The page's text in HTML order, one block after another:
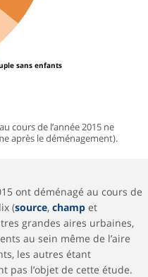
sans enfants
cours de l’année 2015 ne
après le déménagement).
ont déménagé au cours de
(source, champ et
grandes aires urbaines,
au sein même de l’aire
les autres étant
pas l’objet de cette étude.